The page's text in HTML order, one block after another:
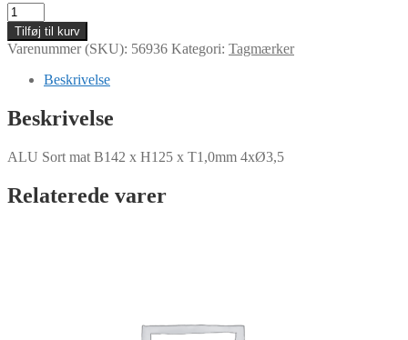
ALU
Sort
mat
B142
x
T1,0mm
antal
Tilføj til kurv
Varenummer (SKU): 56936 Kategori: Tagmærker
Beskrivelse
Beskrivelse
ALU Sort mat B142 x H125 x T1,0mm 4xØ3,5
Relaterede varer